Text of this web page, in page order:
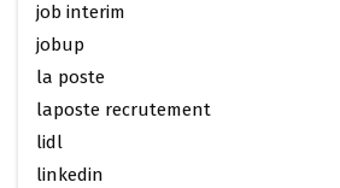
job interim
jobup
la poste
laposte recrutement
lidl
linkedin